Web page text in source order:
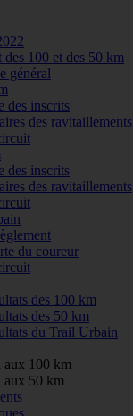
des 100 et des 50 km
général
des inscrits
des ravitaillements
des inscrits
des ravitaillements
du coureur
des 100 km
des 50 km
du Trail Urbain
aux 100 km
aux 50 km